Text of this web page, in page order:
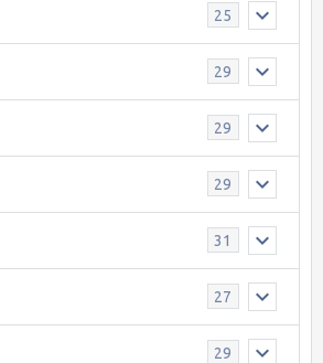
25
29
29
29
31
27
29